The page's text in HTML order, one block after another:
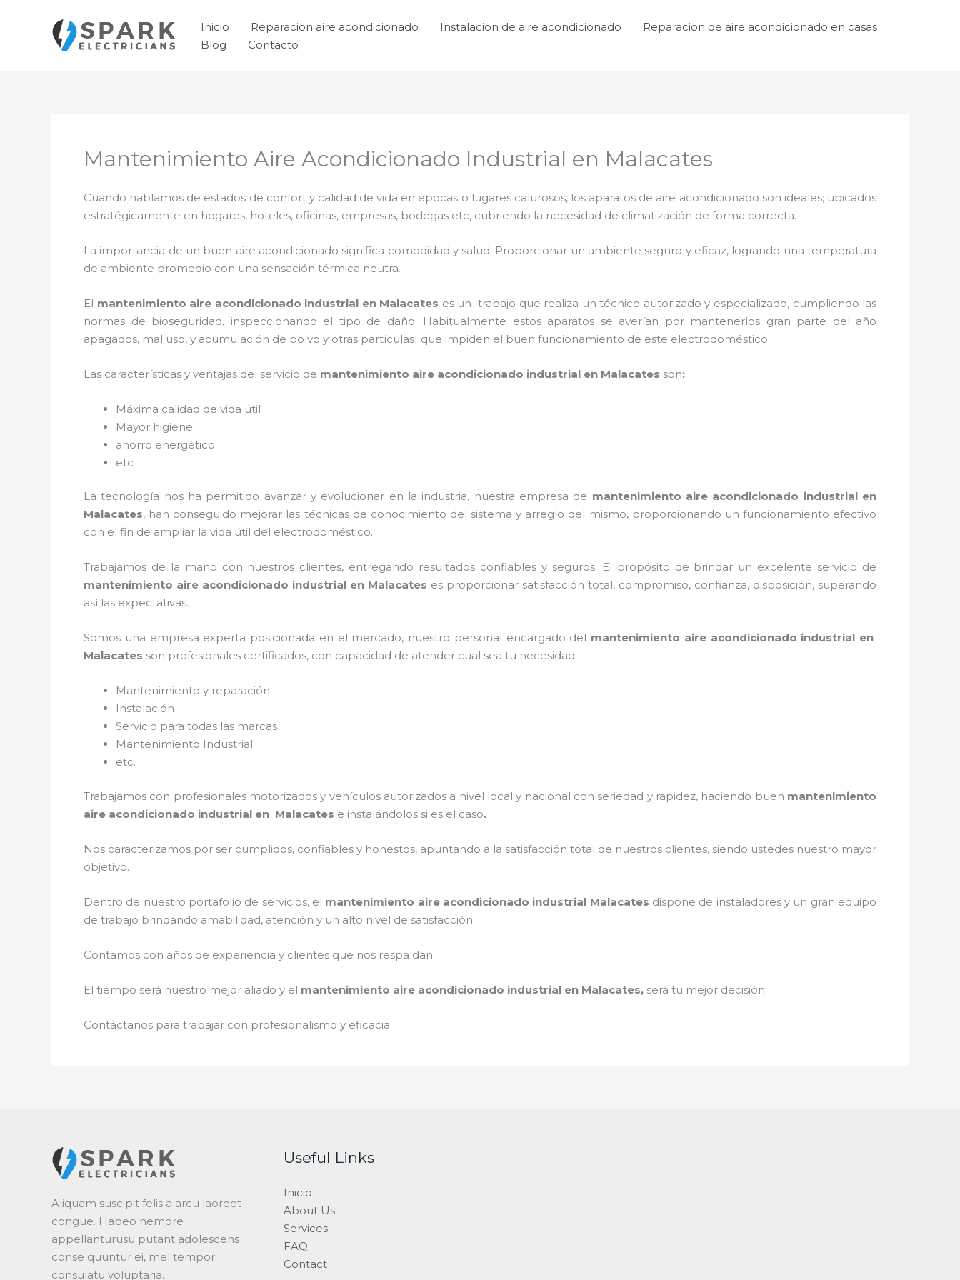
contenido
Inicio Reparacion aire acondicionado Instalacion de aire acondicionado
Reparacion de aire acondicionado en casas
Blog
Contacto
Mantenimiento Aire Acondicionado Industrial en Malacates
Cuando hablamos de estados de confort y calidad de vida en épocas o lugares calurosos, los aparatos de aire acondicionado son ideales; ubicados
estratégicamente en hogares, hoteles, oficinas, empresas, bodegas etc, cubriendo la necesidad de climatización de forma correcta.
La importancia de un buen aire acondicionado significa comodidad y salud. Proporcionar un ambiente seguro y eficaz, logrando una temperatura
de ambiente promedio con una sensación térmica neutra.
El mantenimiento aire acondicionado industrial en Malacates es un trabajo que realiza un técnico autorizado y especializado, cumpliendo las
normas de bioseguridad, inspeccionando el tipo de daño. Habitualmente estos aparatos se averían por mantenerlos gran parte del año
apagados, mal uso, y acumulación de polvo y otras partículas| que impiden el buen funcionamiento de este electrodoméstico.
Las características y ventajas del servicio de mantenimiento aire acondicionado industrial en Malacates son:
Máxima calidad de vida útil
Mayor higiene
ahorro energético
etc
La tecnología nos ha permitido avanzar y evolucionar en la industria, nuestra empresa de mantenimiento aire acondicionado industrialen
Malacates, han conseguido mejorar las técnicas de conocimiento del sistema y arreglo del mismo, proporcionando un funcionamiento efectivo
con el fin de ampliar la vida útil del electrodoméstico.
Trabajamos de la mano con nuestros clientes, entregando resultados confiables y seguros. El propósito de brindar un excelente servicio de
mantenimiento aire acondicionado industrial en Malacates es proporcionar satisfacción total, compromiso, confianza, disposición, superando
así las expectativas.
Somos una empresa experta posicionada en el mercado, nuestro personal encargado del mantenimiento aire acondicionado industrial en
Malacates son profesionales certificados, con capacidad de atender cual sea tu necesidad:
Mantenimiento y reparación
Instalación
Servicio para todas las marcas
Mantenimiento Industrial
etc.
Trabajamos con profesionales motorizados y vehículos autorizados a nivel local y nacional con seriedad y rapidez, haciendo buen mantenimiento
aire acondicionado industrial en Malacates e instalándolos si es el caso.
Nos caracterizamos por ser cumplidos, confiables y honestos, apuntando a la satisfacción total de nuestros clientes, siendo ustedes nuestro mayor
objetivo.
Dentro de nuestro portafolio de servicios, el mantenimiento aire acondicionado industrial Malacates dispone de instaladores y un gran equipo
de trabajo brindando amabilidad, atención y un alto nivel de satisfacción.
Contamos con años de experiencia y clientes que nos respaldan.
El tiempo será nuestro mejor aliado y el mantenimiento aire acondicionado industrial en Malacates, será tu mejor decisión.
Contáctanos para trabajar con profesionalismo y eficacia.
Aliquam suscipit felis a arcu laoreet
congue. Habeo nemore
appellanturusu putant adolescens
conse quuntur ei, mel tempor
consulatu voluptaria.
Useful Links
Inicio
About Us
Services
FAQ
Contact